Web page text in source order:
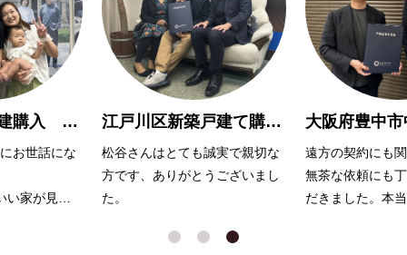
川越市新築戸建購入 A様
お世話にな
い家が見つ
江戸川区新築戸建て購入 R様
松谷さんはとても誠実で親切な
方です、ありがとうございまし
た。
遠方の契約にも
無茶な依頼にも
だきました。本